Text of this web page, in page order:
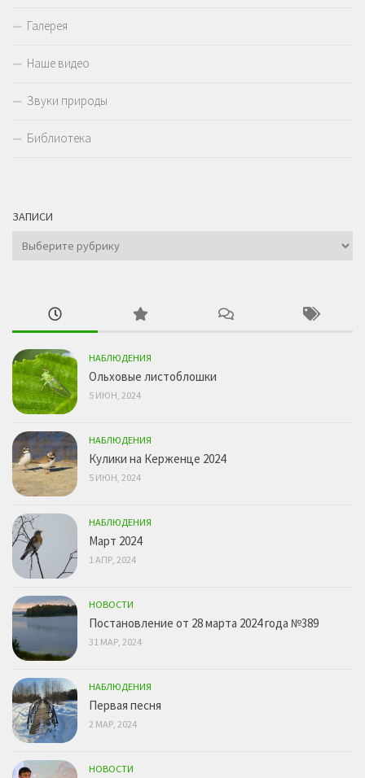
Галерея
Наше видео
Звуки природы
Библиотека
ЗАПИСИ
Записи
НАБЛЮДЕНИЯ
Ольховые листоблошки
5 ИЮН, 2024
НАБЛЮДЕНИЯ
Кулики на Керженце 2024
5 ИЮН, 2024
НАБЛЮДЕНИЯ
Март 2024
1 АПР, 2024
НОВОСТИ
Постановление от 28 марта 2024 года №389
31 МАР, 2024
НАБЛЮДЕНИЯ
Первая песня
2 МАР, 2024
НОВОСТИ